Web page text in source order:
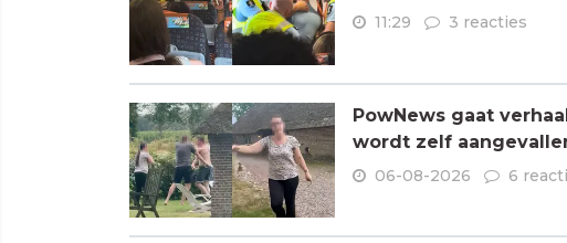
11:29 3 reacties
PowNews gaat
wordt zelf
06-08-2026 6